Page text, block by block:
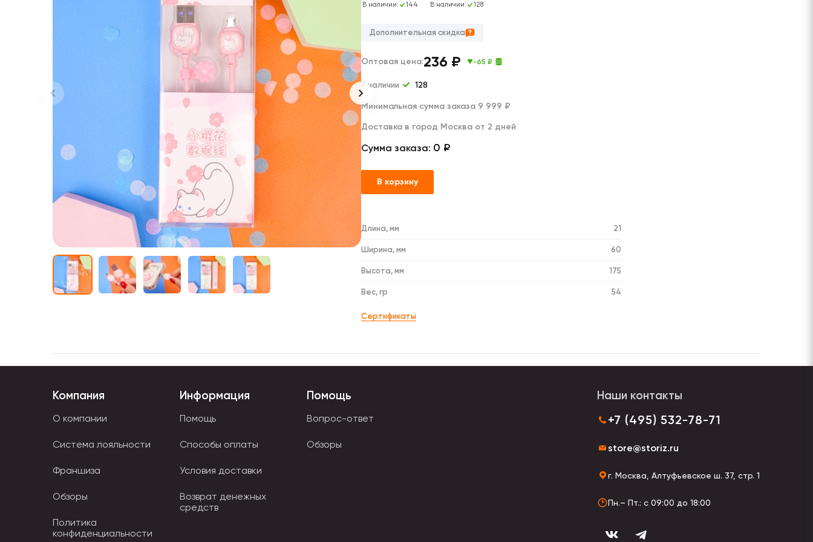
Декоративные подушки
В наличии: 144 В наличии: 128
Дополнительная скидка
Оптовая цена:236 ₽ -65 ₽
В наличии 128
Минимальная сумма заказа 9 999 ₽
Доставка в город Москва от 2 дней
Сумма заказа: 0 ₽
В корзину
Длина, мм 21
Ширина, мм 60
Высота, мм 175
Вес, гр 54
Сертификаты
Компания
О компании
Система лояльности
Франшиза
Обзоры
Политика
конфиденциальности
Информация
Помощь
Способы оплаты
Условия доставки
Возврат денежных
средств
Помощь
Вопрос-ответ
Обзоры
Наши контакты
+7 (495) 532-78-71
store@storiz.ru
г. Москва, Алтуфьевское ш. 37, стр. 1
Пн.– Пт.: с 09:00 до 18:00